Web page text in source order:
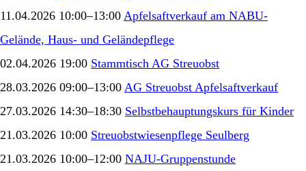
11.04.2026 10:00–13:00 Apfelsaftverkauf am NABU-
Gelände, Haus- und Geländepflege
02.04.2026 19:00 Stammtisch AG Streuobst
28.03.2026 09:00–13:00 AG Streuobst Apfelsaftverkauf
27.03.2026 14:30–18:30 Selbstbehauptungskurs für Kinder
21.03.2026 10:00 Streuobstwiesenpflege Seulberg
21.03.2026 10:00–12:00 NAJU-Gruppenstunde